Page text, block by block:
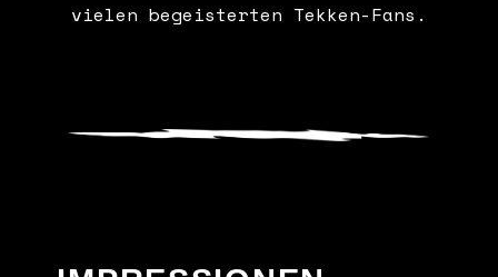
vielen begeisterten Tekken-Fans.